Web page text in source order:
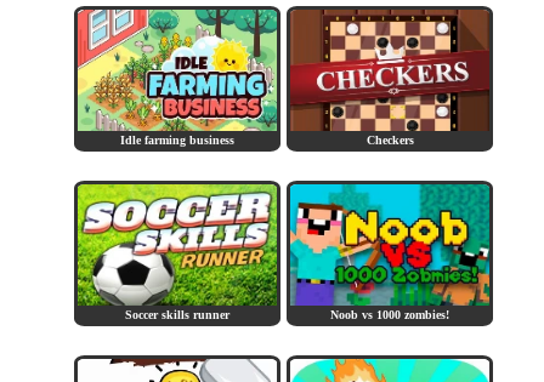
Idle farming business Checkers
Soccer skills runner Noob vs 1000 zombies!